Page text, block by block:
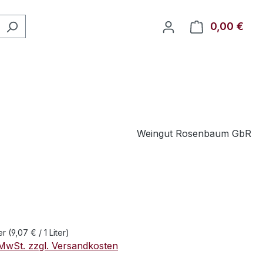
0,00 €
Weingut Rosenbaum GbR
(9,07 € / 1 Liter)
zzgl. Versandkosten